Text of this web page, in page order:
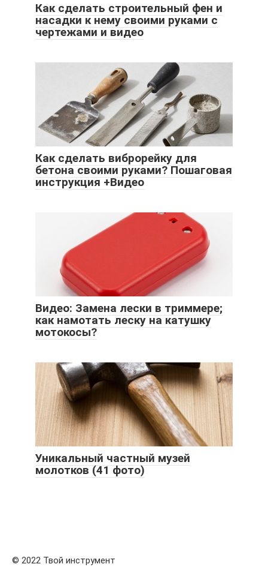
Как сделать строительный фен и
насадки к нему своими руками с
чертежами и видео
Как сделать виброрейку для
бетона своими руками? Пошаговая
инструкция +Видео
Видео: Замена лески в триммере;
как намотать леску на катушку
мотокосы?
Уникальный частный музей
молотков (41 фото)
© 2022 Твой инструмент